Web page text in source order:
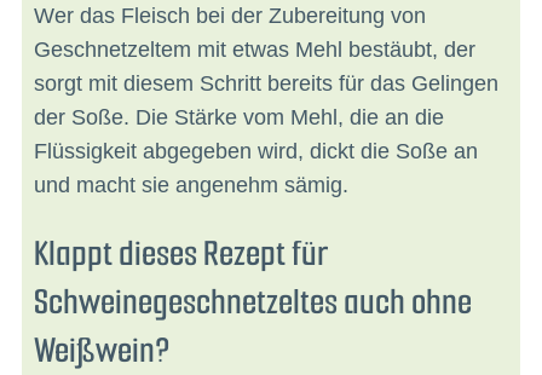
Wer das Fleisch bei der Zubereitung von
Geschnetzeltem mit etwas Mehl bestäubt, der
sorgt mit diesem Schritt bereits für das Gelingen
der Soße. Die Stärke vom Mehl, die an die
Flüssigkeit abgegeben wird, dickt die Soße an
und macht sie angenehm sämig.
Klappt dieses Rezept für
Schweinegeschnetzeltes auch ohne
Weißwein?